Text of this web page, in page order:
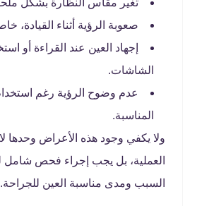
تغير مقاس النظارة بشكل
صعوبة الرؤية أثناء القيادة،
إجهاد العين عند القراءة أو
الشاشات.
عدم وضوح الرؤية رغم
المناسبة.
ولا يكفي وجود هذه الأعراض وحدها
العملية، بل يجب إجراء فحص شامل
السبب ومدى مناسبة العين للجراحة.